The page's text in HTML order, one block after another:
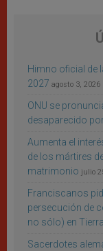
Himno oficial de
2027 agosto 3, 2026
ONU se
desaparecido
Aumenta el
de los mártires
matrimonio julio
Franciscanos
persecución de
no sólo) en
Sacerdotes